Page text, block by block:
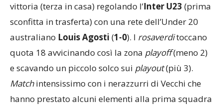
vittoria (terza in casa) regolando l’Inter U23 (prima
sconfitta in trasferta) con una rete dell’Under 20
australiano LouisAgosti (1-0). I rosaverditoccano
quota 18 avvicinando così la zona playoff(meno 2)
e scavando un piccolo solco sui playout(più 3).
Matchintensissimo con i nerazzurri di Vecchi che
hanno prestato alcuni elementi alla prima squadra